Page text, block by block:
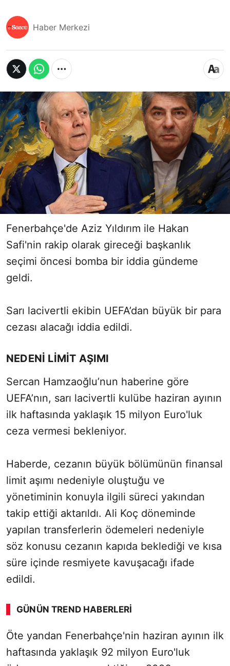
Haber Merkezi
Fenerbahçe'de Aziz Yıldırım ile Hakan
Safi'nin rakip olarak gireceği başkanlık
seçimi öncesi bomba bir iddia gündeme
geldi.
Sarı lacivertli ekibin UEFA’dan büyük bir para
cezası alacağı iddia edildi.
NEDENİ LİMİT AŞIMI
Sercan Hamzaoğlu’nun haberine göre
UEFA’nın, sarı lacivertli kulübe haziran ayının
ilk haftasında yaklaşık 15 milyon Euro'luk
ceza vermesi bekleniyor.
Haberde, cezanın büyük bölümünün finansal
limit aşımı nedeniyle oluştuğu ve
yönetiminin konuyla ilgili süreci yakından
takip ettiği aktarıldı. Ali Koç döneminde
yapılan transferlerin ödemeleri nedeniyle
söz konusu cezanın kapıda beklediği ve kısa
süre içinde resmiyete kavuşacağı ifade
edildi.
GÜNÜN TREND HABERLERI
00:01 / 09:08
Sesi Aç
Öte yandan Fenerbahçe'nin haziran ayının ilk
haftasında yaklaşık 92 milyon Euro'luk